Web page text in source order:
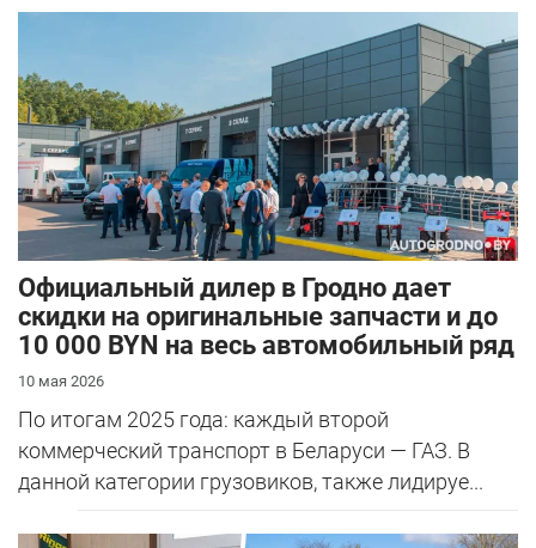
Официальный дилер в Гродно дает
скидки на оригинальные запчасти и до
10 000 BYN на весь автомобильный ряд
10 мая 2026
По итогам 2025 года: каждый второй
коммерческий транспорт в Беларуси — ГАЗ. В
данной категории грузовиков, также лидируе...